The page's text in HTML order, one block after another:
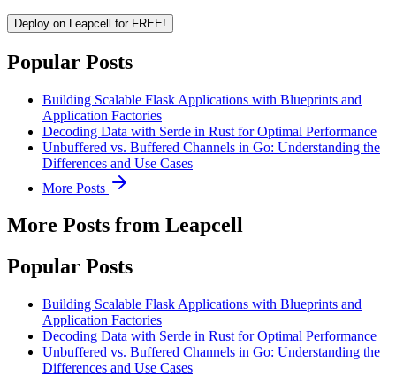
Deploy on Leapcell for FREE!
Popular Posts
Building Scalable Flask Applications with Blueprints and
Application Factories
Decoding Data with Serde in Rust for Optimal Performance
Unbuffered vs. Buffered Channels in Go: Understanding the
Differences and Use Cases
More Posts
More Posts from Leapcell
Popular Posts
Building Scalable Flask Applications with Blueprints and
Application Factories
Decoding Data with Serde in Rust for Optimal Performance
Unbuffered vs. Buffered Channels in Go: Understanding the
Differences and Use Cases